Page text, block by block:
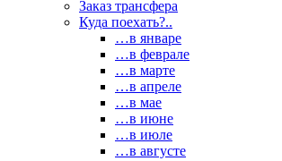
Заказ трансфера
Куда поехать?..
…в январе
…в феврале
…в марте
…в апреле
…в мае
…в июне
…в июле
…в августе